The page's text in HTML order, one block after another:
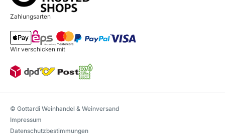
Zahlungsarten
Wir verschicken mit
© Gottardi Weinhandel & Weinversand
Impressum
Datenschutzbestimmungen